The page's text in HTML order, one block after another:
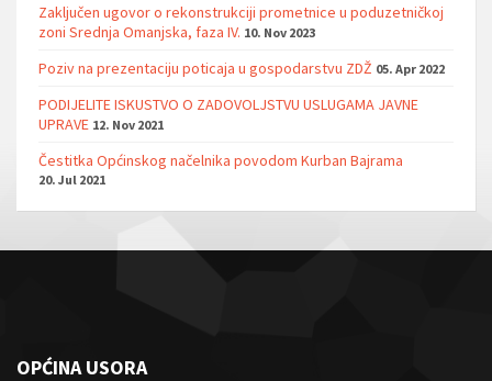
Zaključen ugovor o rekonstrukciji prometnice u poduzetničkoj
zoni Srednja Omanjska, faza IV. 10. Nov 2023
Poziv na prezentaciju poticaja u gospodarstvu ZDŽ 05. Apr 2022
PODIJELITE ISKUSTVO O ZADOVOLJSTVU USLUGAMA JAVNE
UPRAVE 12. Nov 2021
Čestitka Općinskog načelnika povodom Kurban Bajrama
20. Jul 2021
OPĆINA USORA